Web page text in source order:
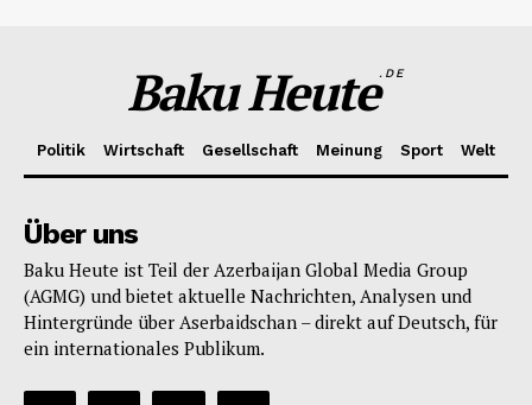
Baku Heute.DE
Politik Wirtschaft Gesellschaft Meinung Sport Welt
Über uns
Baku Heute ist Teil der Azerbaijan Global Media Group
(AGMG) und bietet aktuelle Nachrichten, Analysen und
Hintergründe über Aserbaidschan – direkt auf Deutsch, für
ein internationales Publikum.